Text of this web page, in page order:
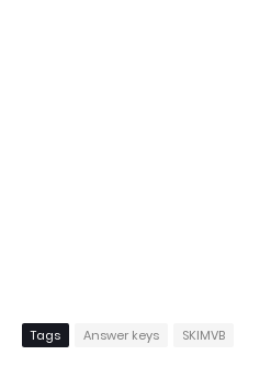
Tags Answer keys SKIMVB